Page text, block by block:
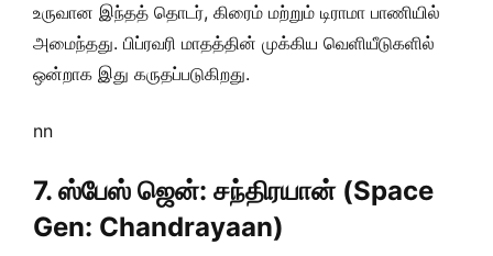
உருவான இந்தத் தொடர், கிரைம் மற்றும் டிராமா பாணியில்
அமைந்தது. பிப்ரவரி மாதத்தின் முக்கிய வெளியீடுகளில்
ஒன்றாக இது கருதப்படுகிறது.
nn
7. ஸ்பேஸ் ஜென்: சந்திரயான் (Space
Gen: Chandrayaan)